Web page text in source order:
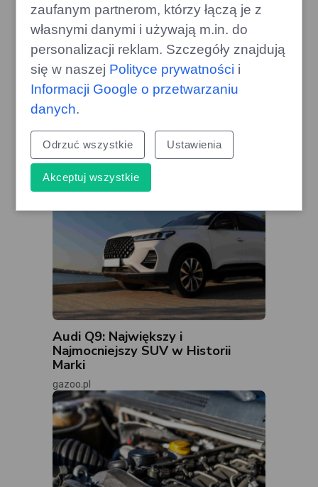
Nowy Mercedes Kampervan:
Innowacyjne oświetlenie i dźwięk
w akcji
gazoo.pl
Audi Q9: Największy i
Najmocniejszy SUV w Historii
Marki
gazoo.pl
zaufanym partnerom, którzy łączą je z
własnymi danymi i używają m.in. do
personalizacji reklam. Szczegóły znajdują
się w naszej Polityce prywatności i
Informacji Google o przetwarzaniu
danych.
Odrzuć wszystkie Ustawienia
Akceptuj wszystkie